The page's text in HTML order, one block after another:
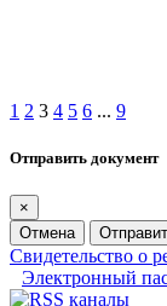
1 2 3 4 5 6 ... 9
Отправить документ
×
Отмена
Свидетельство
Электронный